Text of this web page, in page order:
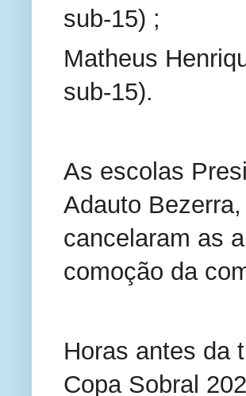
sub-15) ;
Matheus
sub-15).
As escolas
Adauto
cancelaram as
comoção da
Horas antes da
Copa Sobral